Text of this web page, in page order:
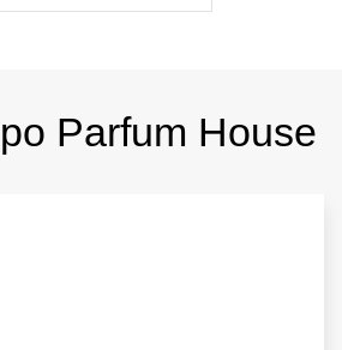
Parfum House